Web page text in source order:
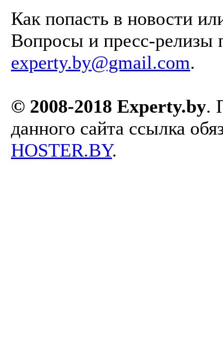
Как попасть в новости
Вопросы и пресс-релизы
experty.by@gmail.com.
© 2008-2018 Experty.by.
данного сайта ссылка
HOSTER.BY.